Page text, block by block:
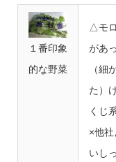
１番印象
的な野菜
△モ
があ
（細
た）
くじ
×他
いし